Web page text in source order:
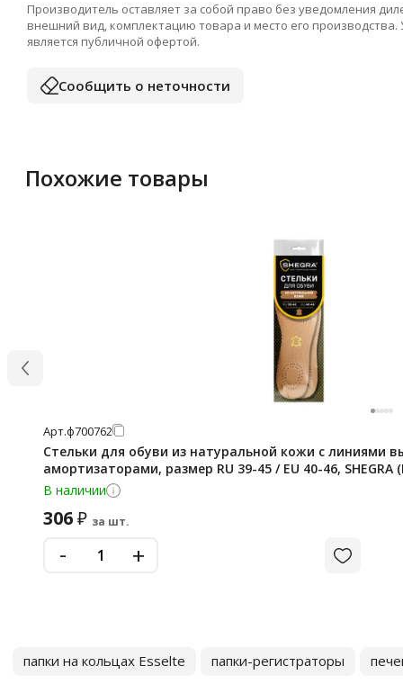
Производитель оставляет за собой право без уведомления
внешний вид, комплектацию товара и место его
является публичной офертой.
Сообщить о неточности
Похожие товары
Арт.ф700762
Стельки для обуви из натуральной кожи с линиями
амортизаторами, размер RU 39-45 / EU 40-46, SHEGRA
В наличии
306₽ за шт.
- +
папки на кольцах Esselte папки-регистраторы